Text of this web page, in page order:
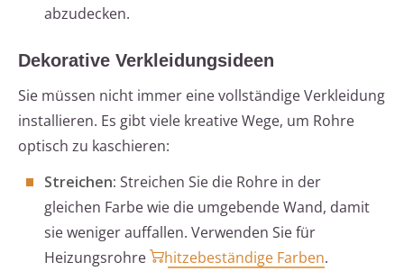
abzudecken.
Dekorative Verkleidungsideen
Sie müssen nicht immer eine vollständige Verkleidung
installieren. Es gibt viele kreative Wege, um Rohre
optisch zu kaschieren:
Streichen: Streichen Sie die Rohre in der
gleichen Farbe wie die umgebende Wand, damit
sie weniger auffallen. Verwenden Sie für
Heizungsrohre
hitzebeständige Farben.